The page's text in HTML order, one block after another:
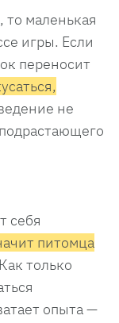
то маленькая
игры. Если
переносит
не
себя
питомца
Как только
опыта —